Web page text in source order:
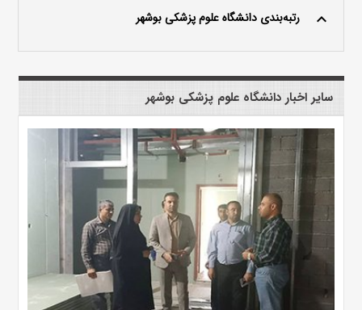
keyboard_arrow_up رتبه‌بندی دانشگاه علوم پزشکی بوشهر
سایر اخبار دانشگاه علوم پزشکی بوشهر